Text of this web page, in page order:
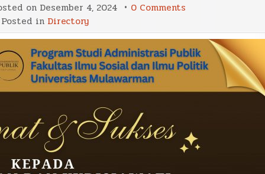
on Desember 4, 2024 0 Comments
Sukses
kepada
Yudisiawan
dan
Yudisiawati
Program
Administrasi
Tahun
2024
Posted in Directory